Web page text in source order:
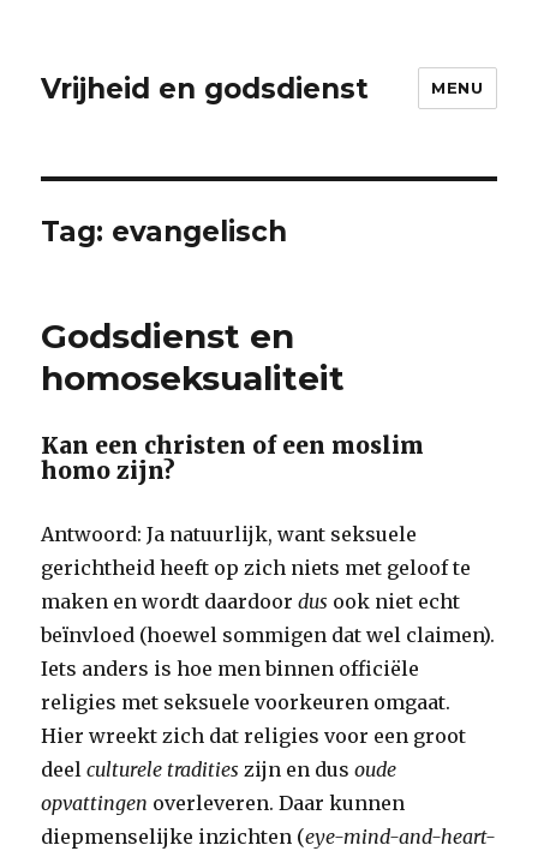
Vrijheid en godsdienst MENU
Tag: evangelisch
Godsdienst en
homoseksualiteit
Kan een christen of een moslim
homo zijn?
Antwoord: Ja natuurlijk, want seksuele
gerichtheid heeft op zich niets met geloof te
maken en wordt daardoordus ook niet echt
beïnvloed (hoewel sommigen dat wel claimen).
Iets anders is hoe men binnen officiële
religies met seksuele voorkeuren omgaat.
Hier wreekt zich dat religies voor een groot
deelculturele tradities zijn en dusoude
opvattingen overleveren. Daar kunnen
diepmenselijke inzichten (eye-mind-and-heart-